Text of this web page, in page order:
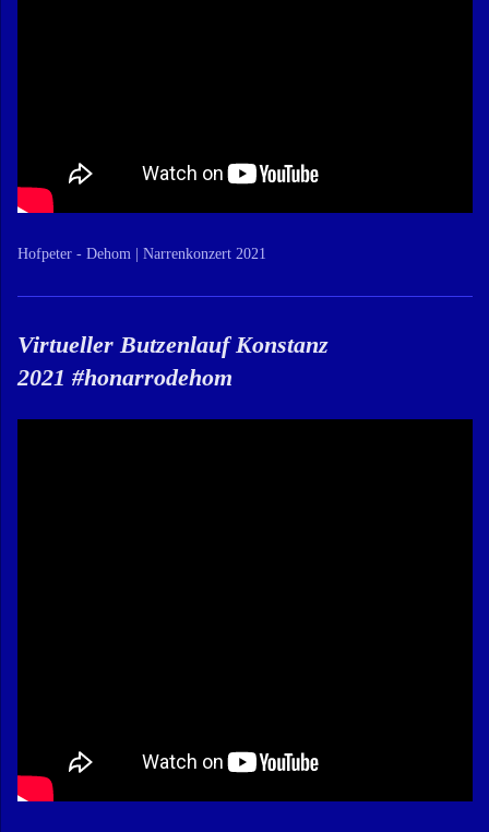
Hofpeter - Dehom | Narrenkonzert 2021
Virtueller Butzenlauf Konstanz
2021 #honarrodehom​